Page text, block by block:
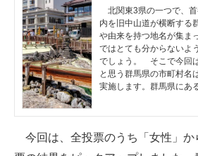
経営リーダーのコミュニティ
マーケ×ITの今がよく分かる
ITエンジニア向け専門サイト
企業向けIT製品の総合サイト
北関東3県の一つで、
内を旧中山道が横断する
や由来を持つ地名が集ま
ではとても分からないよ
でしょう。 そこで今回
と思う群馬県の市町村名
実施します。群馬県にあ
今回は、全投票のうち「女性」か